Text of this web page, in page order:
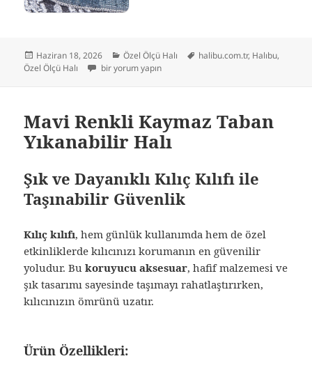
Yayın
tarihi
Haziran 18, 2026 Kategoriler
Özel Ölçü Halı Etiketler
halibu.com.tr, Halıbu,
Özel Ölçü Halı
Gri Renkli Parlak Altı Kaymaz Yıkanabilir ince Modern
bir yorum yapın
Mavi Renkli Kaymaz Taban
Yıkanabilir Halı
Şık ve Dayanıklı Kılıç Kılıfı ile
Taşınabilir Güvenlik
Kılıç kılıfı, hem günlük kullanımda hem de özel
etkinliklerde kılıcınızı korumanın en güvenilir
yoludur. Bukoruyucu aksesuar, hafif malzemesi ve
şık tasarımı sayesinde taşımayı rahatlaştırırken,
kılıcınızın ömrünü uzatır.
Ürün Özellikleri: